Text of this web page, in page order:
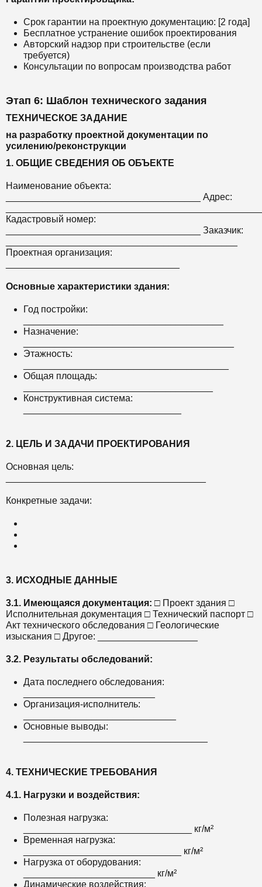
Срок гарантии на проектную документацию: [2 года]
Бесплатное устранение ошибок проектирования
Авторский надзор при строительстве (если
требуется)
Консультации по вопросам производства работ
Этап 6: Шаблон технического задания
ТЕХНИЧЕСКОЕ ЗАДАНИЕ
на разработку проектной документации по
усилению/реконструкции
1. ОБЩИЕ СВЕДЕНИЯ ОБ ОБЪЕКТЕ
Наименование объекта:
_____________________________________ Адрес:
Кадастровый номер:
_____________________________________ Заказчик:
Проектная организация:
Основные характеристики здания:
Год постройки:
Назначение:
Этажность:
Общая площадь:
Конструктивная система:
2. ЦЕЛЬ И ЗАДАЧИ ПРОЕКТИРОВАНИЯ
Основная цель:
Конкретные задачи:
3. ИСХОДНЫЕ ДАННЫЕ
3.1. Имеющаяся документация: □ Проект здания □
Исполнительная документация □ Технический паспорт □
Акт технического обследования □ Геологические
изыскания □ Другое: ___________________
3.2. Результаты обследований:
Дата последнего обследования:
Организация-исполнитель:
Основные выводы:
4. ТЕХНИЧЕСКИЕ ТРЕБОВАНИЯ
4.1. Нагрузки и воздействия:
Полезная нагрузка:
________________________________ кг/м²
Временная нагрузка:
______________________________ кг/м²
Нагрузка от оборудования:
_________________________ кг/м²
Динамические воздействия: